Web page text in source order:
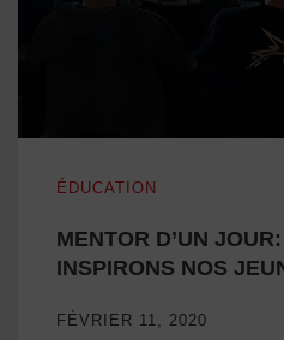
ÉDUCATION
MENTOR D’UN
INSPIRONS NOS
FÉVRIER 11, 2020